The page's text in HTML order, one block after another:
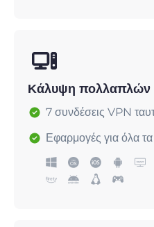
Κάλυψη πολλαπλών
7 συνδέσεις VPN
Εφαρμογές για όλα